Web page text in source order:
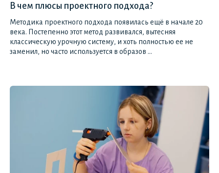
В чем плюсы проектного подхода?
Методика проектного подхода появилась ещё в начале 20
века. Постепенно этот метод развивался, вытесняя
классическую урочную систему, и хоть полностью ее не
заменил, но часто используется в образов ...